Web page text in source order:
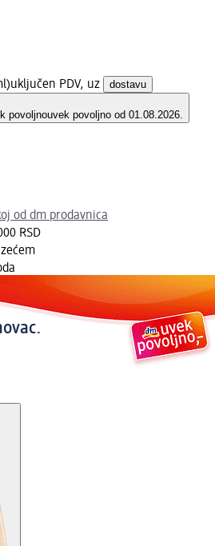
uključen PDV, uz dostavu
povoljnouvek povoljno od 01.08.2026.
od dm prodavnica
RSD